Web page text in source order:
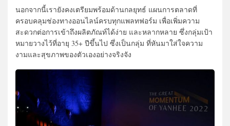
นอกจากนี้เรายังคงเตรียมพร้อมด้านกลยุทธ์ แผนการตลาดที่
ครอบคลุมช่องทางออนไลน์ครบทุกแพลทฟอร์ม เพื่อเพิ่มความ
สะดวกต่อการเข้าถึงผลิตภัณท์ได้ง่าย และหลากหลาย ซึ่งกลุ่มเป้า
หมายวางไว้ที่อายุ 35+ ปีขึ้นไป ซึ่งเป็นกลุ่ม ที่หันมาใส่ใจความ
งามและสุขภาพของตัวเองอย่างจริงจัง